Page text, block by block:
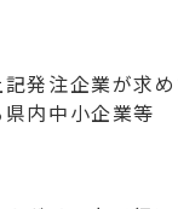
発注企業が求
内中小企業等